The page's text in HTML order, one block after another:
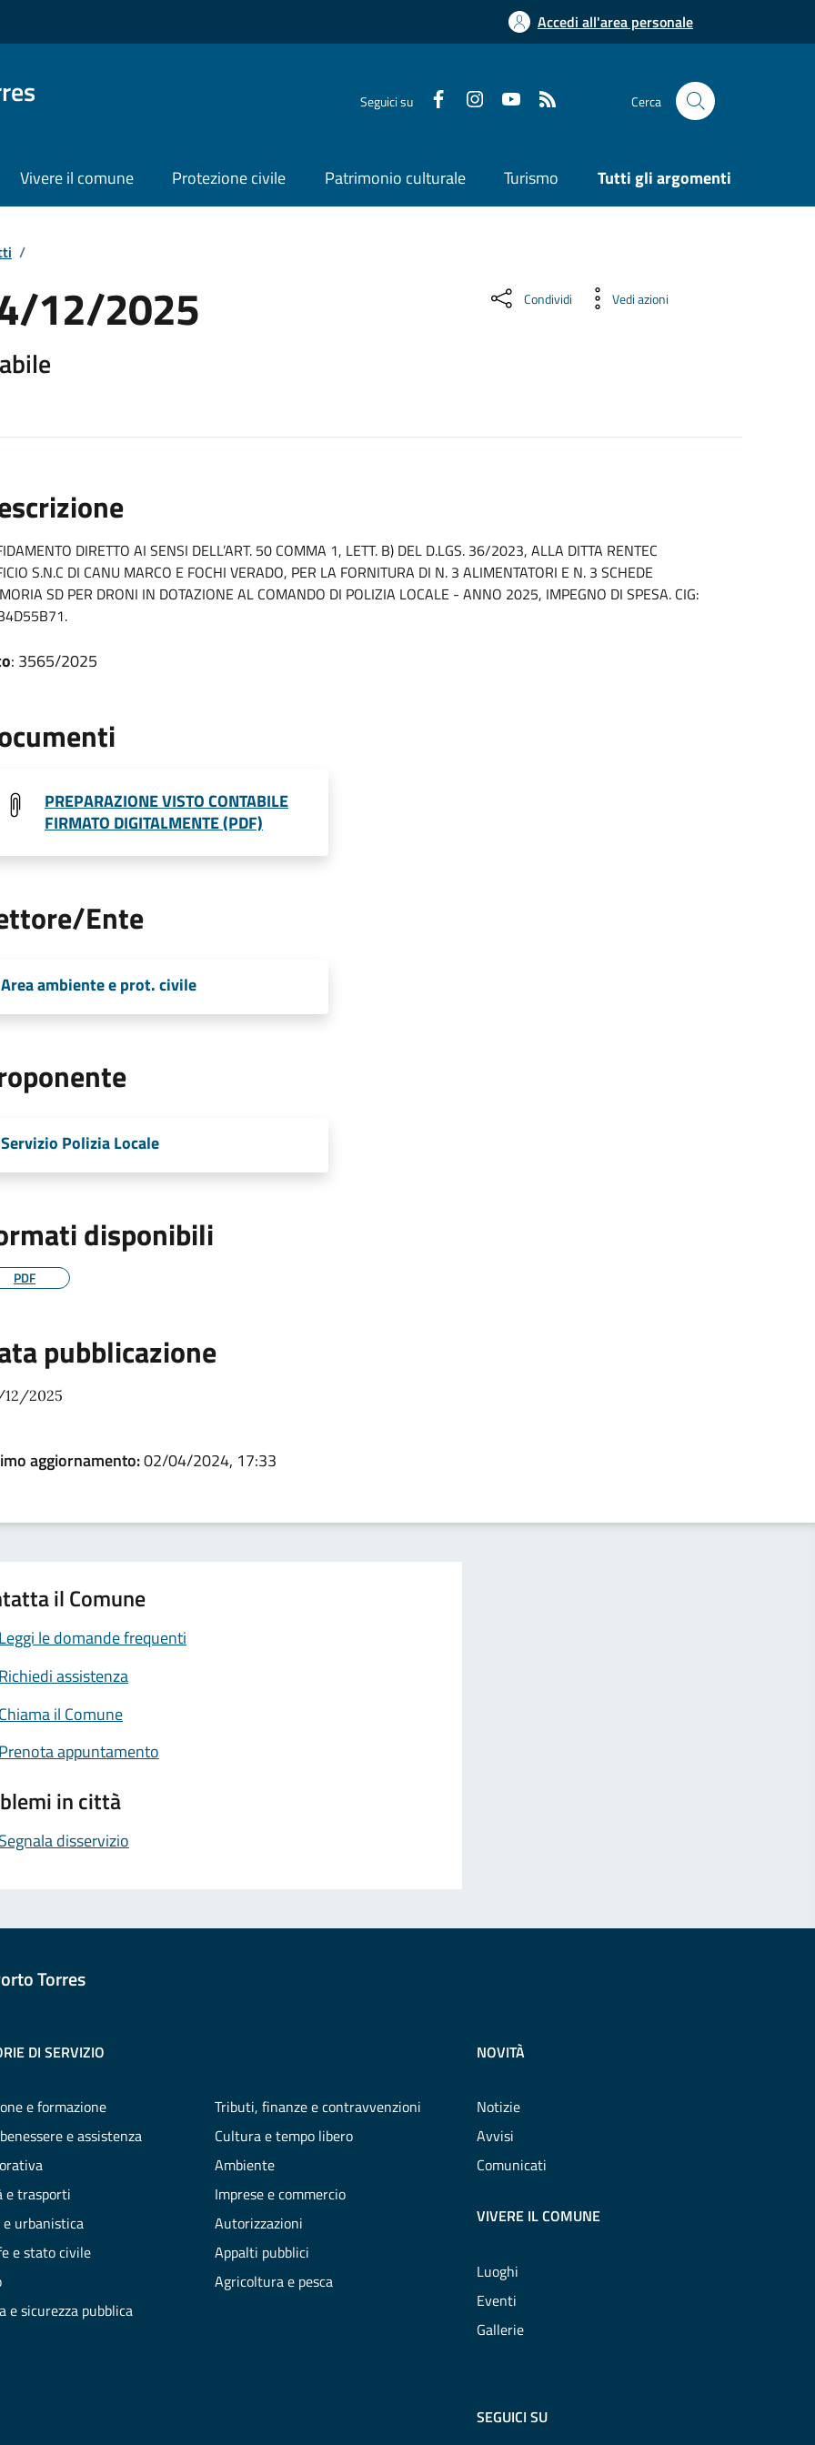
Accedi all'area personale
Seguici su Cerca
Vivere il comune Protezione civile Patrimonio culturale Turismo Tutti gli argomenti
/
12/2025 Condividi Vedi azioni
DIRETTO AI SENSI DELL’ART. 50 COMMA 1, LETT. B) DEL D.LGS. 36/2023, ALLA DITTA RENTEC
S.N.C DI CANU MARCO E FOCHI VERADO, PER LA FORNITURA DI N. 3 ALIMENTATORI E N. 3 SCHEDE
SD PER DRONI IN DOTAZIONE AL COMANDO DI POLIZIA LOCALE - ANNO 2025, IMPEGNO DI SPESA. CIG:
: 3565/2025
PREPARAZIONE VISTO CONTABILE
FIRMATO DIGITALMENTE (PDF)
Ente
Area ambiente e prot. civile
Servizio Polizia Locale
disponibili
PDF
pubblicazione
2025
aggiornamento:02/04/2024, 17:33
il Comune
le domande frequenti
assistenza
il Comune
appuntamento
in città
disservizio
Torres
DI SERVIZIO
e formazione
e assistenza
e trasporti
urbanistica
e stato civile
e sicurezza pubblica
Tributi, finanze e contravvenzioni
Cultura e tempo libero
Ambiente
Imprese e commercio
Autorizzazioni
Appalti pubblici
Agricoltura e pesca
NOVITÀ
Notizie
Avvisi
Comunicati
VIVERE IL COMUNE
Luoghi
Eventi
Gallerie
SEGUICI SU